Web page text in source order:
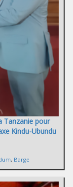
Tanzanie pour
Kindu-Ubundu
, Barge